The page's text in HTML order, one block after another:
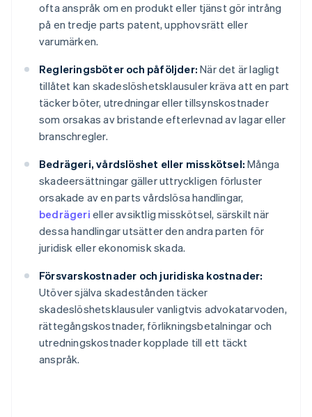
ofta anspråk om en produkt eller tjänst gör intrång
på en tredje parts patent, upphovsrätt eller
varumärken.
Regleringsböter och påföljder: När det är lagligt
tillåtet kan skadeslöshetsklausuler kräva att en part
täcker böter, utredningar eller tillsynskostnader
som orsakas av bristande efterlevnad av lagar eller
branschregler.
Bedrägeri, vårdslöshet eller misskötsel: Många
skadeersättningar gäller uttryckligen förluster
orsakade av en parts vårdslösa handlingar,
bedrägeri eller avsiktlig misskötsel, särskilt när
dessa handlingar utsätter den andra parten för
juridisk eller ekonomisk skada.
Försvarskostnader och juridiska kostnader:
Utöver själva skadestånden täcker
skadeslöshetsklausuler vanligtvis advokatarvoden,
rättegångskostnader, förlikningsbetalningar och
utredningskostnader kopplade till ett täckt
anspråk.